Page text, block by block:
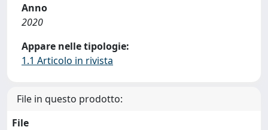
Anno
2020
Appare nelle tipologie:
1.1 Articolo in rivista
File in questo prodotto:
File